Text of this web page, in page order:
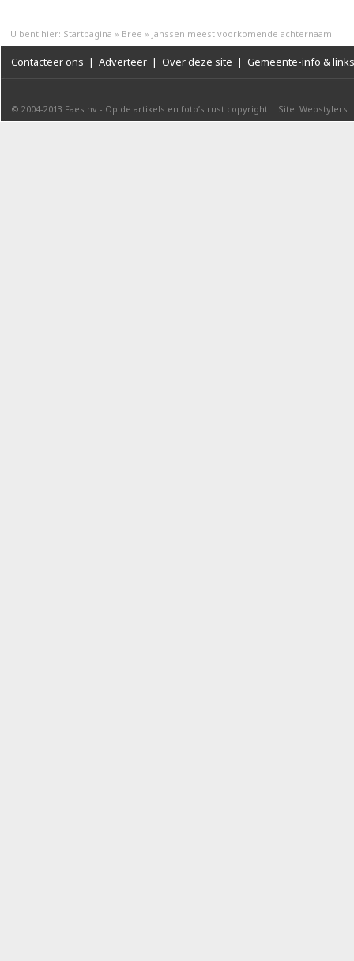
U bent hier: Startpagina » Bree » Janssen meest voorkomende achternaam
Contacteer ons | Adverteer | Over deze site | Gemeente-info & links
© 2004-2013 Faes nv - Op de artikels en foto’s rust copyright | Site: Webstylers